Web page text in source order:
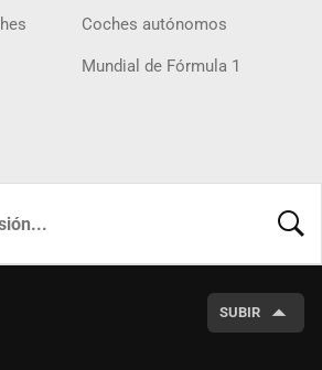
Coches autónomos
Mundial de Fórmula 1
SUBIR